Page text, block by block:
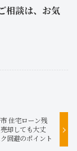
相談は、お気
市 住宅ローン残
却しても大丈
回避のポイント